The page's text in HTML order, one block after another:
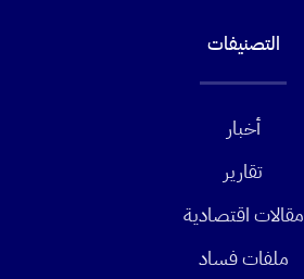
التصنيفات
أخبار
تقارير
مقالات اقتصادية
ملفات فساد